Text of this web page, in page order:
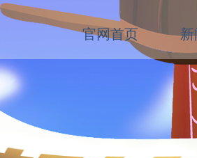
官网首页 新